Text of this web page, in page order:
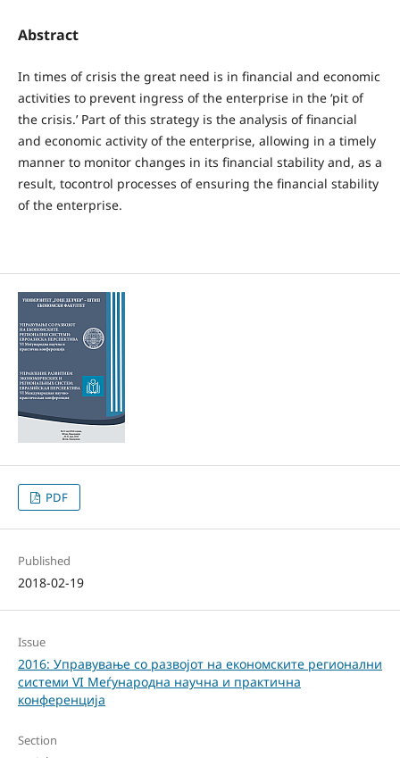
Abstract
In times of crisis the great need is in financial and economic
activities to prevent ingress of the enterprise in the ‘pit of
the crisis.’ Part of this strategy is the analysis of financial
and economic activity of the enterprise, allowing in a timely
manner to monitor changes in its financial stability and, as a
result, tocontrol processes of ensuring the financial stability
of the enterprise.
PDF
Published
2018-02-19
Issue
2016: Управување со развојот на економските регионални
системи VI Меѓународна научна и практична
конференција
Section